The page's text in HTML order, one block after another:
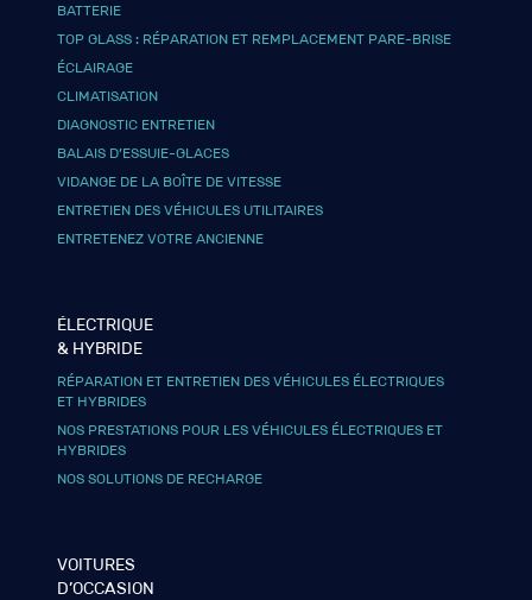
BATTERIE
TOP GLASS : RÉPARATION ET REMPLACEMENT PARE-BRISE
ÉCLAIRAGE
CLIMATISATION
DIAGNOSTIC ENTRETIEN
BALAIS D’ESSUIE-GLACES
VIDANGE DE LA BOÎTE DE VITESSE
ENTRETIEN DES VÉHICULES UTILITAIRES
ENTRETENEZ VOTRE ANCIENNE
ÉLECTRIQUE
& HYBRIDE
RÉPARATION ET ENTRETIEN DES VÉHICULES ÉLECTRIQUES
ET HYBRIDES
NOS PRESTATIONS POUR LES VÉHICULES ÉLECTRIQUES ET
HYBRIDES
NOS SOLUTIONS DE RECHARGE
VOITURES
D’OCCASION